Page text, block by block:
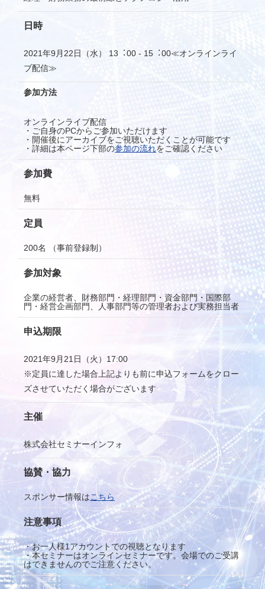
日時
2021年9月22日（水） 13︓00 - 15︓00≪オンラインライ
ブ配信≫
参加方法
オンラインライブ配信
・ご自身のPCからご参加いただけます
・開催後にアーカイブをご視聴いただくことが可能です
・詳細は本ページ下部の参加の流れをご確認ください
参加費
無料
定員
200名 （事前登録制）
参加対象
企業の経営者、財務部門・経理部門・資⾦部門・国際部
門・経営企画部門、人事部門等の管理者および実務担当者
申込期限
2021年9月21日（火）17:00
※定員に達した場合上記よりも前に申込フォームをクロー
ズさせていただく場合がございます
主催
株式会社セミナーインフォ
協賛・協力
スポンサー情報はこちら
注意事項
・お一人様1アカウントでの視聴となります
・本セミナーはオンラインセミナーです。会場でのご受講
はできませんのでご注意ください。